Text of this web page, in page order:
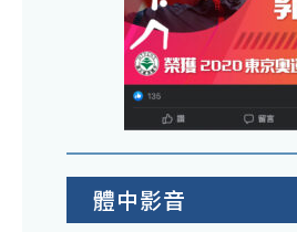
體中影音